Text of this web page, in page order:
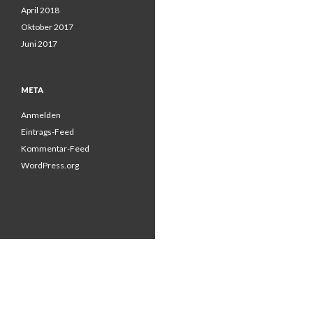
April 2018
Oktober 2017
Juni 2017
META
Anmelden
Eintrags-Feed
Kommentar-Feed
WordPress.org